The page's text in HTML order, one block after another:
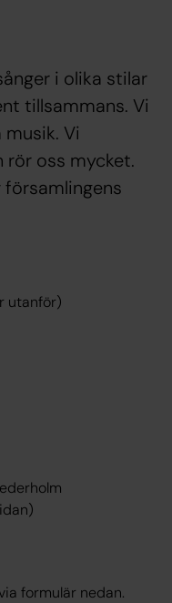
i olika stilar
tillsammans. Vi
Vi
rör oss mycket.
församlingens
utanför)
formulär nedan.